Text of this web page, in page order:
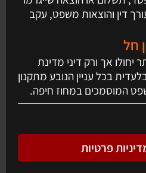
דין והוצאות משפט, עקב
יחולו אך ורק דיני מדינת
בכל עניין הנובע מתקנון
המוסמכים במחוז חיפה.
פרטיות